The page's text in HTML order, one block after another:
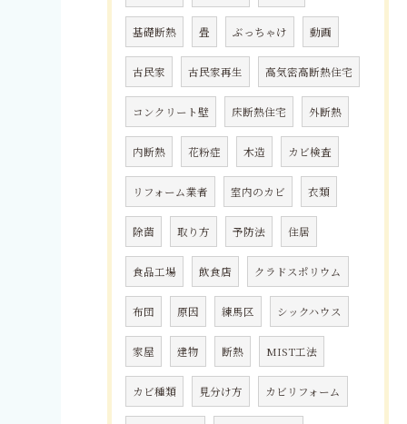
基礎断熱 畳 ぶっちゃけ 動画
古民家 古民家再生 高気密高断熱住宅
コンクリート壁 床断熱住宅 外断熱
内断熱 花粉症 木造 カビ検査
リフォーム業者 室内のカビ 衣類
除菌 取り方 予防法 住居
食品工場 飲食店 クラドスポリウム
布団 原因 練馬区 シックハウス
家屋 建物 断熱 MIST工法
カビ種類 見分け方 カビリフォーム